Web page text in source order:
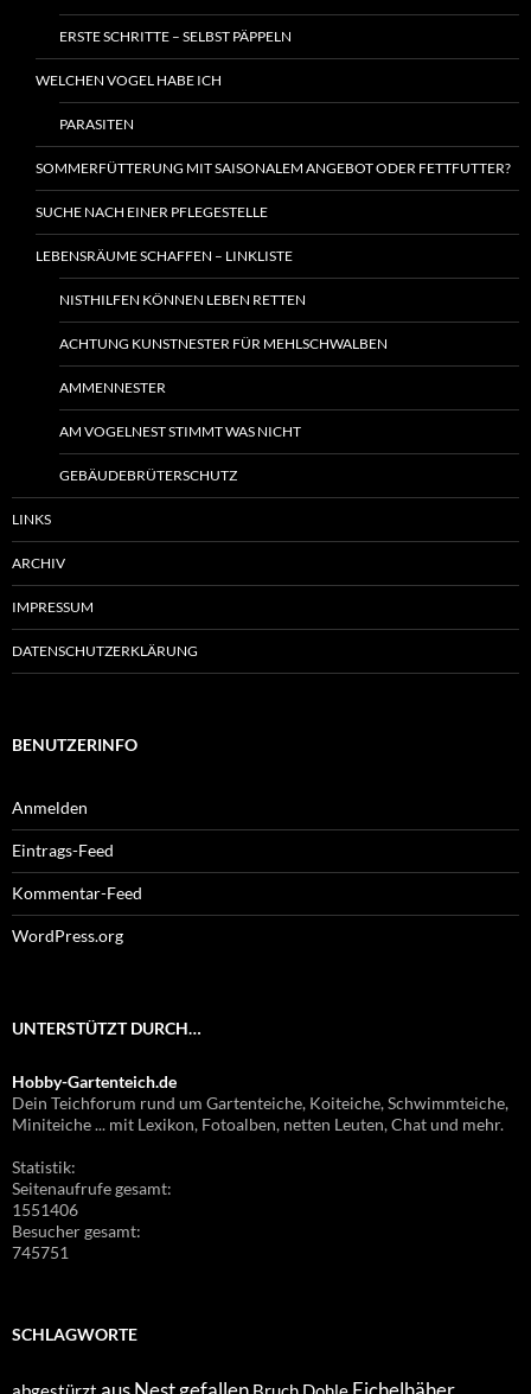
ERSTE SCHRITTE – SELBST PÄPPELN
WELCHEN VOGEL HABE ICH
PARASITEN
SOMMERFÜTTERUNG MIT SAISONALEM ANGEBOT ODER FETTFUTTER?
SUCHE NACH EINER PFLEGESTELLE
LEBENSRÄUME SCHAFFEN – LINKLISTE
NISTHILFEN KÖNNEN LEBEN RETTEN
ACHTUNG KUNSTNESTER FÜR MEHLSCHWALBEN
AMMENNESTER
AM VOGELNEST STIMMT WAS NICHT
GEBÄUDEBRÜTERSCHUTZ
LINKS
ARCHIV
IMPRESSUM
DATENSCHUTZERKLÄRUNG
BENUTZERINFO
Anmelden
Eintrags-Feed
Kommentar-Feed
WordPress.org
UNTERSTÜTZT DURCH…
Hobby-Gartenteich.de
Dein Teichforum rund um Gartenteiche, Koiteiche, Schwimmteiche,
Miniteiche ... mit Lexikon, Fotoalben, netten Leuten, Chat und mehr.
Statistik:
Seitenaufrufe gesamt:
1551406
Besucher gesamt:
745751
SCHLAGWORTE